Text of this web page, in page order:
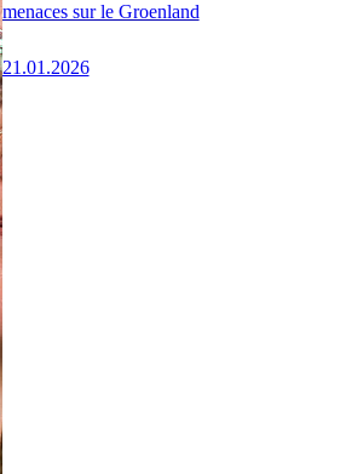
menaces sur le Groenland
21.01.2026